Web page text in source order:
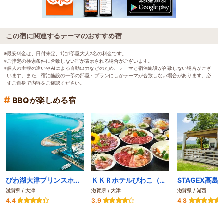
この宿に関連するテーマのおすすめ宿
※最安料金は、日付未定、1泊1部屋大人2名の料金です。
※ご指定の検索条件に合致しない宿が表示される場合がございます。
※個人の主観の違いやAIによる自動出力などのため、テーマと宿泊施設が合致しない場合がござ
います。また、宿泊施設の一部の部屋・プランにしかテーマが合致しない場合があります。必
ずご自身で内容をご確認ください。
# BBQが楽しめる宿
びわ湖大津プリンスホテル
滋賀県 / 大津
4.4
ＫＫＲホテルびわこ（国家公務員共済組合連合会びわこ保養所）
滋賀県 / 大津
3.9
滋賀県 / 湖西
4.8